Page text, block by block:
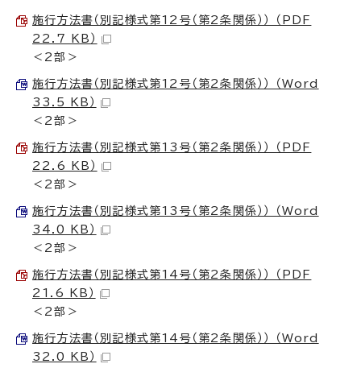
施行方法書（別記様式第12号（第2条関係）） （PDF
22.7 KB）
＜2部＞
施行方法書（別記様式第12号（第2条関係）） （Word
33.5 KB）
＜2部＞
施行方法書（別記様式第13号（第2条関係）） （PDF
22.6 KB）
＜2部＞
施行方法書（別記様式第13号（第2条関係）） （Word
34.0 KB）
＜2部＞
施行方法書（別記様式第14号（第2条関係）） （PDF
21.6 KB）
＜2部＞
施行方法書（別記様式第14号（第2条関係）） （Word
32.0 KB）